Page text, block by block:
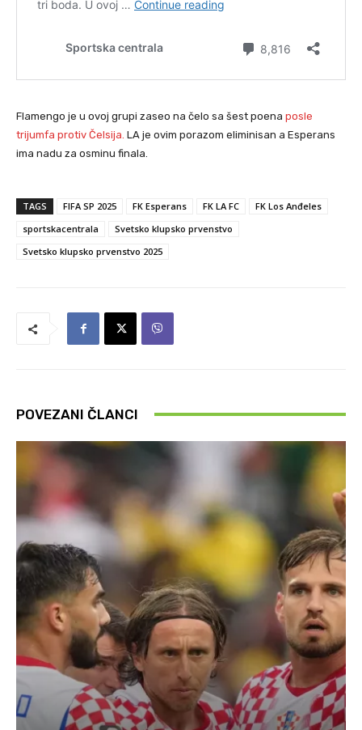
Flamengo je u ovoj grupi zaseo na čelo sa šest poena posle
trijumfa protiv Čelsija. LA je ovim porazom eliminisan a Esperans
ima nadu za osminu finala.
TAGS FIFA SP 2025 FK Esperans FK LA FC
FK Los Anđeles
sportskacentrala
Svetsko klupsko prvenstvo
Svetsko klupsko prvenstvo 2025
POVEZANI ČLANCI